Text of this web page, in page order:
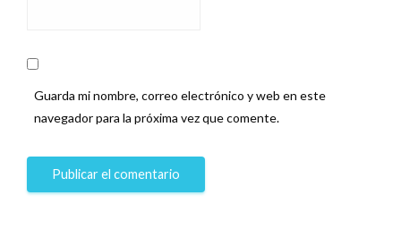
Guarda mi nombre, correo electrónico y web en este
navegador para la próxima vez que comente.